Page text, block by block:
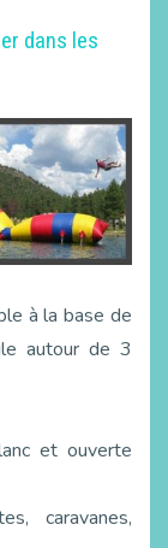
dans les
à la base de
autour de 3
et ouverte
caravanes,